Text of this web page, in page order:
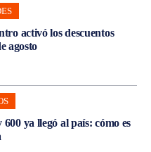
activó los descuentos
agosto
ya llegó al país: cómo es